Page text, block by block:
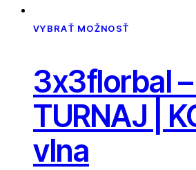
VYBRAŤ MOŽNOSŤ
3x3florbal
TURNAJ |
vlna